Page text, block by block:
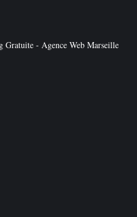
Gratuite - Agence Web Marseille